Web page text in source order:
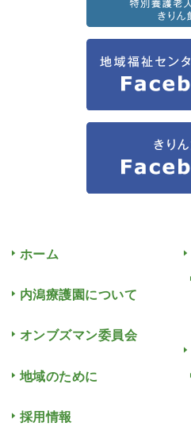
ホーム
内潟療護園について
オンブズマン委員会
地域のために
採用情報